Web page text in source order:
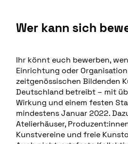
Wer kann sich
Ihr könnt euch bewerben,
Einrichtung oder
zeitgenössischen Bildenden
Deutschland betreibt – mit
Wirkung und einem festen
mindestens Januar 2022.
Atelierhäuser,
Kunstvereine und freie